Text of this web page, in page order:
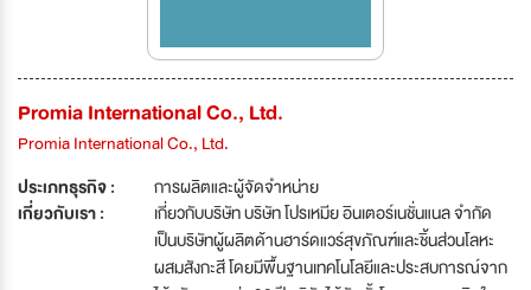
Promia International Co., Ltd.
Promia International Co., Ltd.
ประเภทธุรกิจ :
การผลิตและผู้จัดจำหน่าย
เกี่ยวกับเรา :
เกี่ยวกับบริษัท บริษัท โปรเหมีย อินเตอร์เนชั่นแนล จำกัด
เป็นบริษัทผู้ผลิตด้านฮาร์ดแวร์สุขภัณฑ์และชิ้นส่วนโลหะ
ผสมสังกะสี โดยมีพื้นฐานเทคโนโลยีและประสบการณ์จาก